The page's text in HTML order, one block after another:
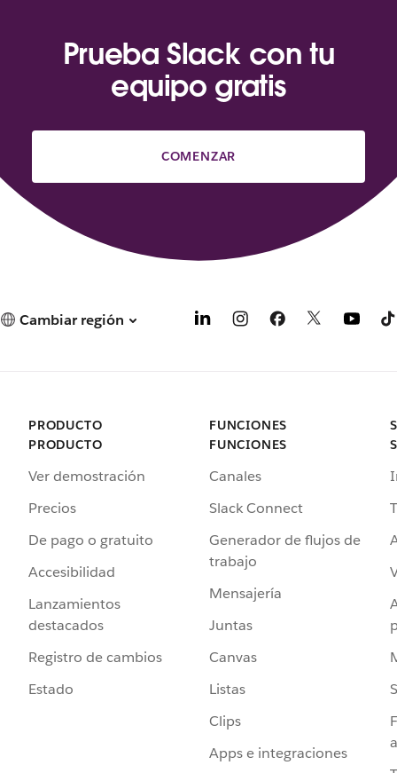
Prueba Slack con tu
equipo gratis
COMENZAR
Cambiar región
PRODUCTO
PRODUCTO
Ver demostración
Precios
De pago o gratuito
Accesibilidad
Lanzamientos
destacados
Registro de cambios
Estado
FUNCIONES
FUNCIONES
Canales
Slack Connect
Generador de flujos de
trabajo
Mensajería
Juntas
Canvas
Listas
Clips
Apps e integraciones